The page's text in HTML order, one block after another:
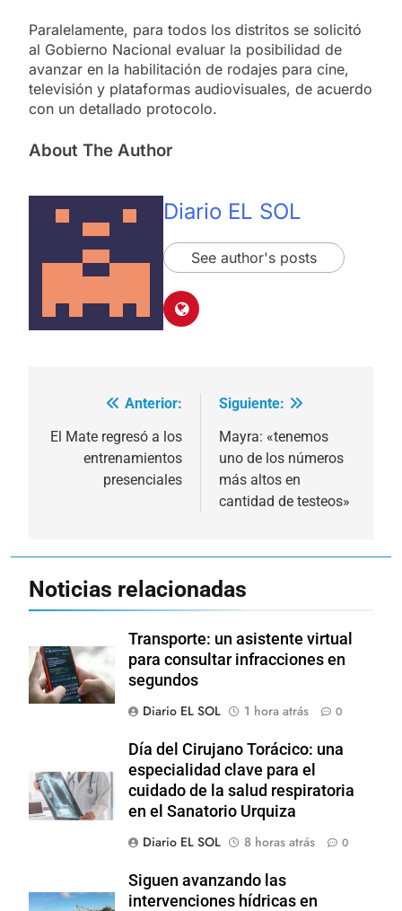
Paralelamente, para todos los distritos se solicitó
al Gobierno Nacional evaluar la posibilidad de
avanzar en la habilitación de rodajes para cine,
televisión y plataformas audiovisuales, de acuerdo
con un detallado protocolo.
About The Author
Diario EL SOL
See author's posts
Navegación
de
entradas
Anterior:
El Mate regresó a los
entrenamientos
presenciales
Siguiente:
Mayra: «tenemos
uno de los números
más altos en
cantidad de testeos»
Noticias relacionadas
Transporte: un asistente virtual
para consultar infracciones en
segundos
Diario EL SOL
1 hora atrás 0
Día del Cirujano Torácico: una
especialidad clave para el
cuidado de la salud respiratoria
en el Sanatorio Urquiza
Diario EL SOL
8 horas atrás 0
Siguen avanzando las
intervenciones hídricas en